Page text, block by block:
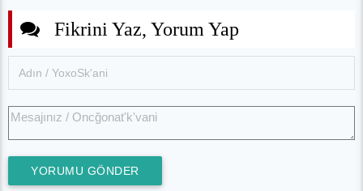
Fikrini Yaz, Yorum Yap
YORUMU GÖNDER